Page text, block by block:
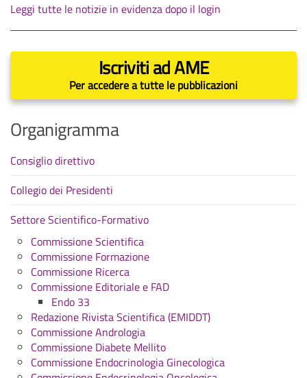
Leggi tutte le notizie in evidenza dopo il login
Iscriviti ad AME
Per accedere a tutte le pubblicazioni
Organigramma
Consiglio direttivo
Collegio dei Presidenti
Settore Scientifico-Formativo
Commissione Scientifica
Commissione Formazione
Commissione Ricerca
Commissione Editoriale e FAD
Endo 33
Redazione Rivista Scientifica (EMIDDT)
Commissione Andrologia
Commissione Diabete Mellito
Commissione Endocrinologia Ginecologica